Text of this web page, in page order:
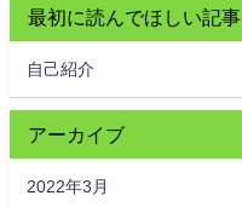
最初に読んでほしい記事
自己紹介
アーカイブ
2022年3月